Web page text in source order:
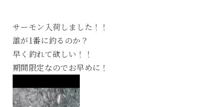
サーモン入荷しました！！
誰が1番に釣るのか？
早く釣れて欲しい！！
期間限定なのでお早めに！